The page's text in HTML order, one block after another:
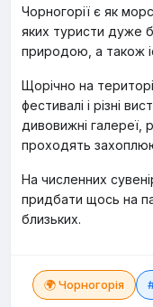
Чорногорії є як
яких туристи дуже
природою, а також
Щорічно на
фестивалі і різні
дивовижні галереї,
проходять
На численних
придбати щось на
близьких.
🌍 Чорногорія